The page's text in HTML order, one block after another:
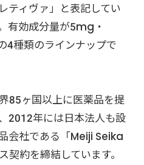
ティヴァ」と表記してい
有効成分量が5mg・
種類のラインナップで
85ヶ国以上に医薬品を提
2012年には日本法人も設
会社である「Meiji Seika
契約を締結しています。